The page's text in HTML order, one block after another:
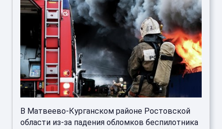
В Матвеево-Курганском районе Ростовской
области из-за падения обломков беспилотника